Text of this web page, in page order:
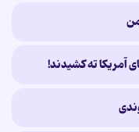
آمریکا ته کشیدند!